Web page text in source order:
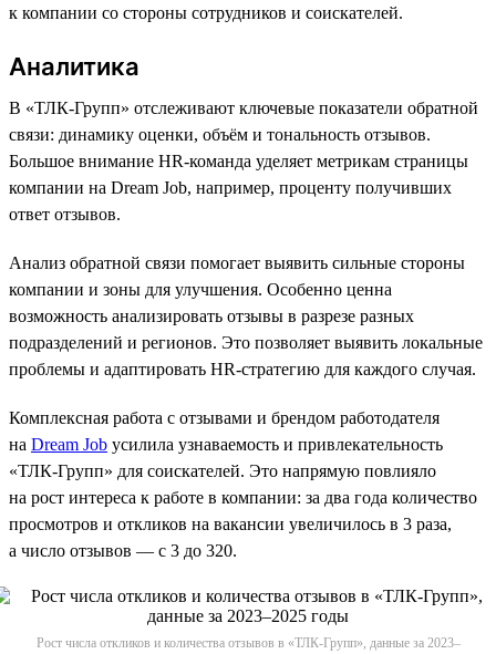
к компании со стороны сотрудников и соискателей.
Аналитика
В «ТЛК-Групп» отслеживают ключевые показатели обратной
связи: динамику оценки, объём и тональность отзывов.
Большое внимание HR-команда уделяет метрикам страницы
компании на Dream Job, например, проценту получивших
ответ отзывов.
Анализ обратной связи помогает выявить сильные стороны
компании и зоны для улучшения. Особенно ценна
возможность анализировать отзывы в разрезе разных
подразделений и регионов. Это позволяет выявить локальные
проблемы и адаптировать HR-стратегию для каждого случая.
Комплексная работа с отзывами и брендом работодателя
на Dream Job усилила узнаваемость и привлекательность
«ТЛК-Групп» для соискателей. Это напрямую повлияло
на рост интереса к работе в компании: за два года количество
просмотров и откликов на вакансии увеличилось в 3 раза,
а число отзывов — с 3 до 320.
Рост числа откликов и количества отзывов в «ТЛК-Групп», данные за 2023–